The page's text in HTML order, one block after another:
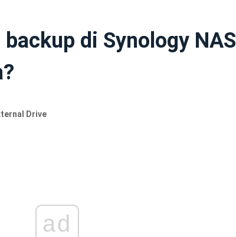
di Synology NAS
Drive
ad